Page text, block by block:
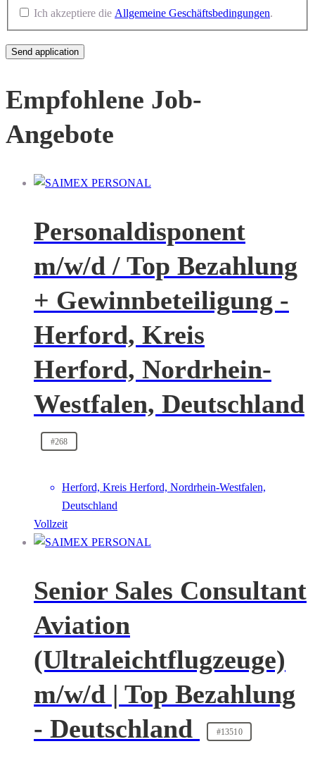
Ich akzeptiere die Allgemeine Geschäftsbedingungen.
Empfohlene Job-
Angebote
Personaldisponent
m/w/d / Top Bezahlung
+ Gewinnbeteiligung -
Herford, Kreis
Herford, Nordrhein-
Westfalen, Deutschland
#268
Herford, Kreis Herford, Nordrhein-Westfalen,
Deutschland
Vollzeit
Senior Sales Consultant
Aviation
(Ultraleichtflugzeuge)
m/w/d | Top Bezahlung
- Deutschland
#13510